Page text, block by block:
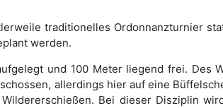
traditionelles Ordonnanzturnier
werden.
und 100 Meter liegend frei. Des
allerdings hier auf eine
Bei dieser Disziplin